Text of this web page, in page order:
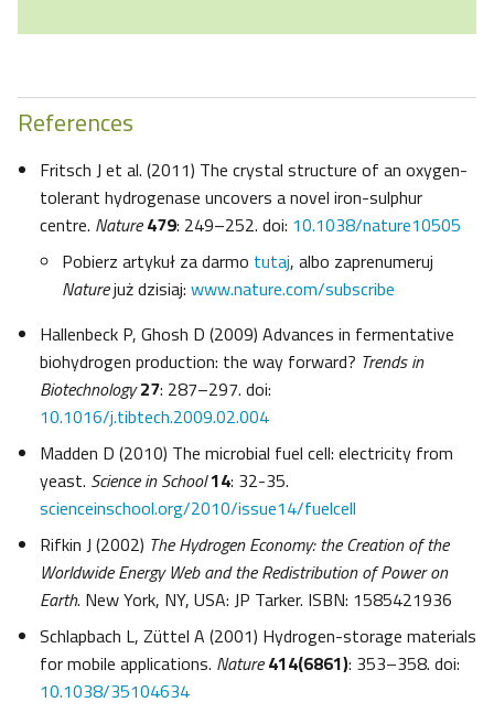
References
Fritsch J et al. (2011) The crystal structure of an oxygen-
tolerant hydrogenase uncovers a novel iron-sulphur
centre. Nature 479: 249–252. doi: 10.1038/nature10505
Pobierz artykuł za darmo tutaj, albo zaprenumeruj
Naturejuż dzisiaj: www.nature.com/subscribe
Hallenbeck P, Ghosh D (2009) Advances in fermentative
biohydrogen production: the way forward? Trends in
Biotechnology 27: 287–297. doi:
10.1016/j.tibtech.2009.02.004
Madden D (2010) The microbial fuel cell: electricity from
yeast. Science in School14: 32-35.
scienceinschool.org/2010/issue14/fuelcell
Rifkin J (2002) The Hydrogen Economy: the Creation of the
Worldwide Energy Web and the Redistribution of Power on
Earth. New York, NY, USA: JP Tarker. ISBN: 1585421936
Schlapbach L, Züttel A (2001) Hydrogen-storage materials
for mobile applications. Nature 414(6861): 353–358. doi:
10.1038/35104634